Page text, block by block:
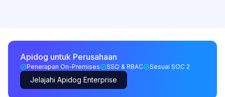
Apidog untuk Perusahaan
Penerapan On-Premises SSO & RBAC Sesuai SOC 2
Jelajahi Apidog Enterprise